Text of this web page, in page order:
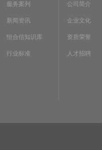
服务案列
新闻资讯
恒合信知识库
行业标准
公司简介
企业文化
资质荣誉
人才招聘